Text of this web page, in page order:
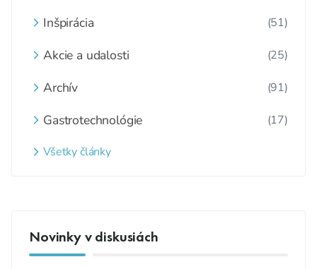
Inšpirácia (51)
Akcie a udalosti (25)
Archív (91)
Gastrotechnológie (17)
Všetky články
Novinky v diskusiách